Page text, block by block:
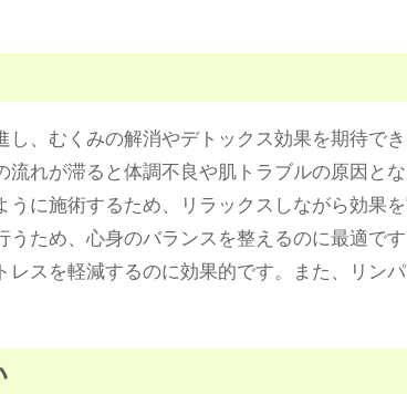
、むくみの解消やデトックス効果を期待で
れが滞ると体調不良や肌トラブルの原因と
に施術するため、リラックスしながら効果
ため、心身のバランスを整えるのに最適で
スを軽減するのに効果的です。また、リン